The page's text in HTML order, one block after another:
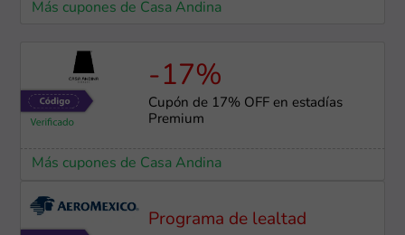
Más cupones de Casa Andina
-17%
Cupón de 17% OFF en estadías
Premium
Más cupones de Casa Andina
Programa de lealtad